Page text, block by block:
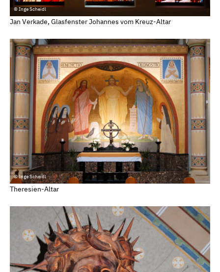
© Inge Scheidl
Jan Verkade, Glasfenster Johannes vom Kreuz-Altar
© Inge Scheidl
Theresien-Altar